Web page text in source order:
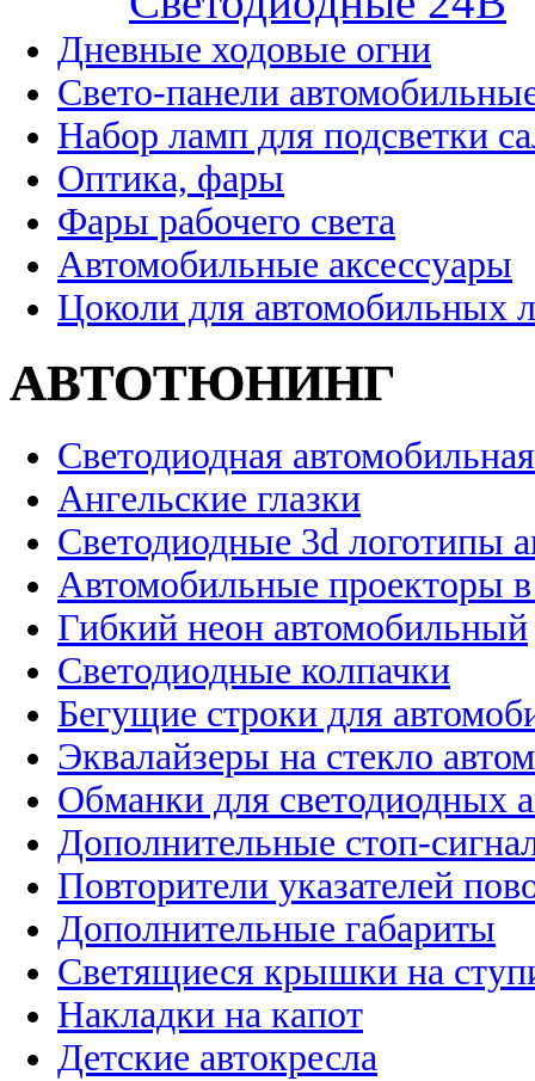
Дневные ходовые огни
Свето-панели
Набор ламп для подсветки
Оптика, фары
Фары рабочего света
Автомобильные аксессуары
Цоколи для автомобильных
АВТОТЮНИНГ
Светодиодная
Ангельские глазки
Светодиодные 3d логотипы
Автомобильные проекторы
Гибкий неон автомобильный
Светодиодные колпачки
Бегущие строки для
Эквалайзеры на стекло
Обманки для светодиодных
Дополнительные стоп-
Повторители указателей
Дополнительные габариты
Светящиеся крышки на
Накладки на капот
Детские автокресла